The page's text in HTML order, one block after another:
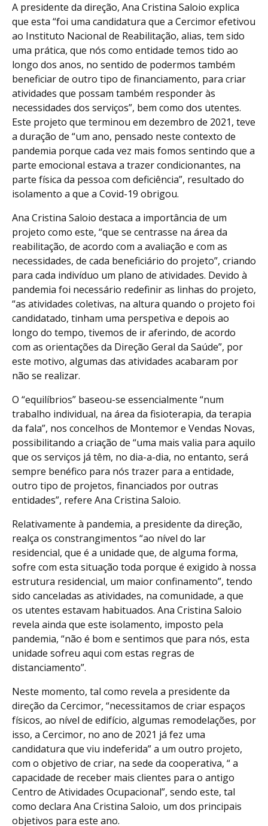
A presidente da direção, Ana Cristina Saloio explica
que esta “foi uma candidatura que a Cercimor efetivou
ao Instituto Nacional de Reabilitação, alias, tem sido
uma prática, que nós como entidade temos tido ao
longo dos anos, no sentido de podermos também
beneficiar de outro tipo de financiamento, para criar
atividades que possam também responder às
necessidades dos serviços”, bem como dos utentes.
Este projeto que terminou em dezembro de 2021, teve
a duração de “um ano, pensado neste contexto de
pandemia porque cada vez mais fomos sentindo que a
parte emocional estava a trazer condicionantes, na
parte física da pessoa com deficiência”, resultado do
isolamento a que a Covid-19 obrigou.
Ana Cristina Saloio destaca a importância de um
projeto como este, “que se centrasse na área da
reabilitação, de acordo com a avaliação e com as
necessidades, de cada beneficiário do projeto”, criando
para cada indivíduo um plano de atividades. Devido à
pandemia foi necessário redefinir as linhas do projeto,
“as atividades coletivas, na altura quando o projeto foi
candidatado, tinham uma perspetiva e depois ao
longo do tempo, tivemos de ir aferindo, de acordo
com as orientações da Direção Geral da Saúde”, por
este motivo, algumas das atividades acabaram por
não se realizar.
O “equilíbrios” baseou-se essencialmente “num
trabalho individual, na área da fisioterapia, da terapia
da fala”, nos concelhos de Montemor e Vendas Novas,
possibilitando a criação de “uma mais valia para aquilo
que os serviços já têm, no dia-a-dia, no entanto, será
sempre benéfico para nós trazer para a entidade,
outro tipo de projetos, financiados por outras
entidades”, refere Ana Cristina Saloio.
Relativamente à pandemia, a presidente da direção,
realça os constrangimentos “ao nível do lar
residencial, que é a unidade que, de alguma forma,
sofre com esta situação toda porque é exigido à nossa
estrutura residencial, um maior confinamento”, tendo
sido canceladas as atividades, na comunidade, a que
os utentes estavam habituados. Ana Cristina Saloio
revela ainda que este isolamento, imposto pela
pandemia, “não é bom e sentimos que para nós, esta
unidade sofreu aqui com estas regras de
distanciamento”.
Neste momento, tal como revela a presidente da
direção da Cercimor, “necessitamos de criar espaços
físicos, ao nível de edifício, algumas remodelações, por
isso, a Cercimor, no ano de 2021 já fez uma
candidatura que viu indeferida” a um outro projeto,
com o objetivo de criar, na sede da cooperativa, “ a
capacidade de receber mais clientes para o antigo
Centro de Atividades Ocupacional”, sendo este, tal
como declara Ana Cristina Saloio, um dos principais
objetivos para este ano.